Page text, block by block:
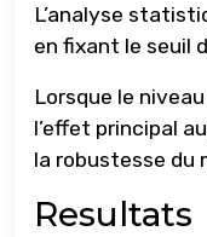
L’analyse
en fixant le seuil
Lorsque le
l’effet principal
la robustesse du
Resultats